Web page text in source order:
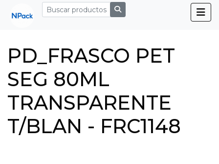
PD_FRASCO PET
SEG 80ML
TRANSPARENTE
T/BLAN - FRC1148